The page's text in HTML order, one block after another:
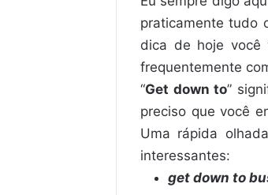
praticamente tudo
dica de hoje você
frequentemente
“Get down to”
preciso que você
Uma rápida
interessantes:
get down to